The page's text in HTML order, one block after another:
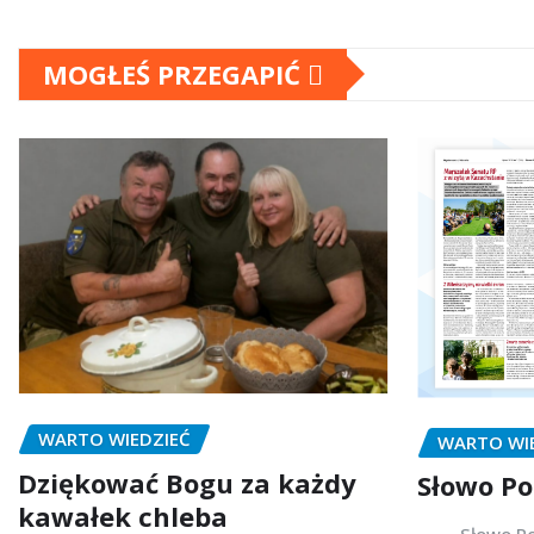
MOGŁEŚ PRZEGAPIĆ
WARTO WIEDZIEĆ
Dziękować Bogu za każdy
kawałek chleba
WARTO
Słowo